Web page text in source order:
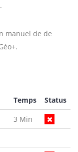
manuel de de
Temps
Status
3 Min